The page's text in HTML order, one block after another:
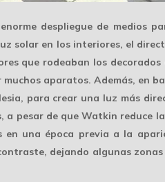
despliegue de medios
solar en los interiores, el
que rodeaban los
aparatos. Además, en
para crear una luz más
pesar de que Watkin reduce
una época previa a la
dejando algunas